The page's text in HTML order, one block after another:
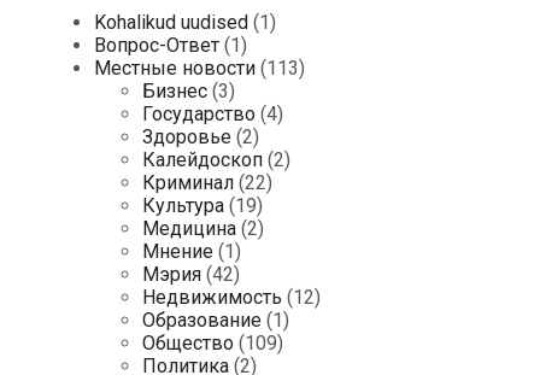
Kohalikud uudised (1)
Вопрос-Ответ (1)
Местные новости (113)
Бизнес (3)
Государство (4)
Здоровье (2)
Калейдоскоп (2)
Криминал (22)
Культура (19)
Медицина (2)
Мнение (1)
Мэрия (42)
Недвижимость (12)
Образование (1)
Общество (109)
Политика (2)